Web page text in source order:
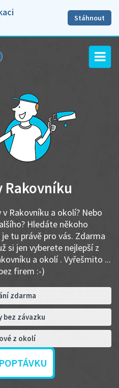
Stáhnout
Rakovníku
Rakovníku a okolí? Nebo
Hledáte někoho
tu právě pro vás. Zdarma
si jen vyberete nejlepší z
a okolí . Vyřešmito ...
firem :-)
zdarma
bez závazku
z okolí